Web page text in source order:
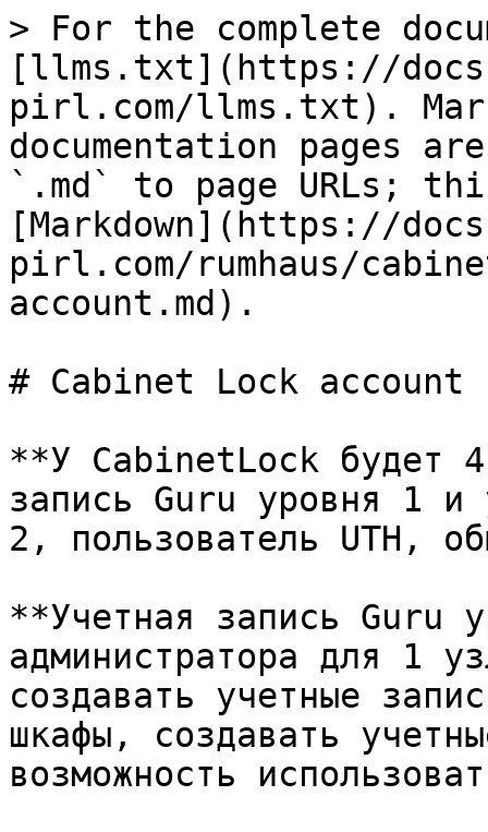
> For the complete
[llms.txt](https://
pirl.com/llms.txt).
documentation pages
`.md` to page URLs;
[Markdown](https://
pirl.com/rumhaus/
account.md).
# Cabinet Lock account
**У CabinetLock будет
запись Guru уровня 1 и
2, пользователь UTH,
**Учетная запись Guru
администратора для 1
создавать учетные
шкафы, создавать
возможность